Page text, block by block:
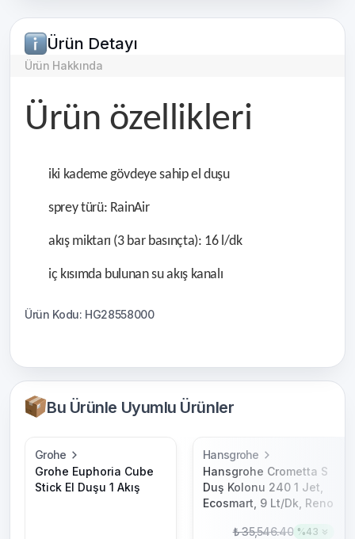
Bu Ürünle Uyumlu Ürünler
Grohe
Grohe Euphoria Cube
Stick El Duşu 1 Akış
Hansgrohe
Hansgrohe Crometta S
Duş Kolonu 240 1 Jet,
Ecosmart, 9 Lt/Dk, Reno
₺ 35,546.40 %43
Ürün Detayı
Ürün Hakkında
Ürün özellikleri
iki kademe gövdeye sahip el duşu
sprey türü: RainAir
akış miktarı (3 bar basınçta): 16 l/dk
iç kısımda bulunan su akış kanalı
Ürün Kodu: HG28558000